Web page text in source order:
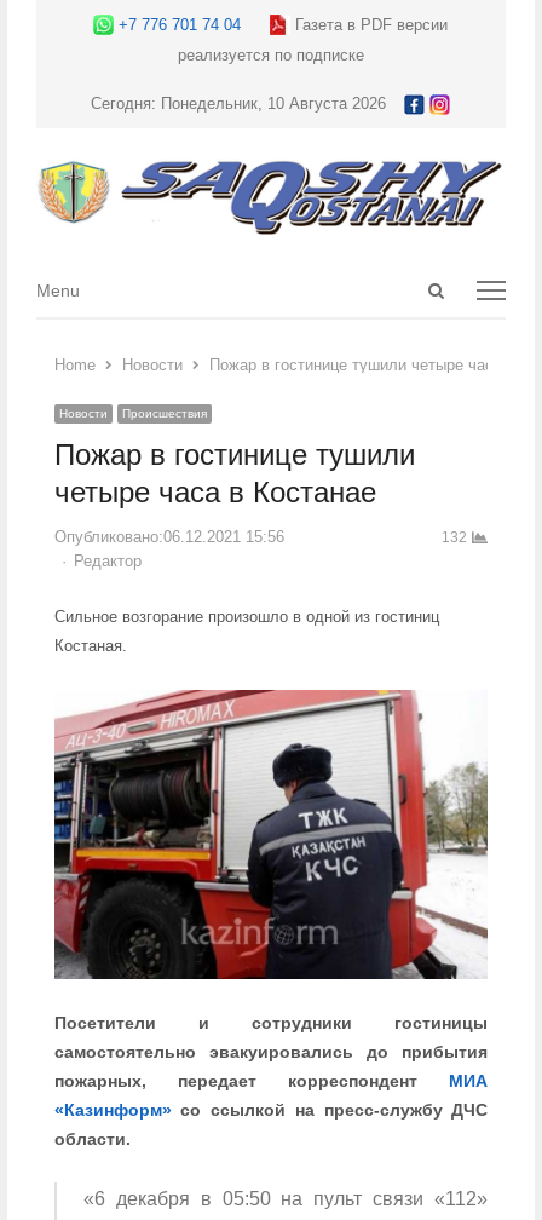
+7 776 701 74 04
Газета в PDF версии
реализуется по подписке
Сегодня: Понедельник, 10 Августа 2026
Open
Menu
Menu
Home Новости Пожар в гостинице тушили четыре часа в
Новости Происшествия
Пожар в гостинице тушили
четыре часа в Костанае
Опубликовано:06.12.2021 15:56
Author
Редактор
132
Сильное возгорание произошло в одной из гостиниц
Костаная.
Посетители и сотрудники гостиницы
самостоятельно эвакуировались до прибытия
пожарных, передает корреспондент МИА
«Казинформ»со ссылкой на пресс-службу ДЧС
области.
«6 декабря в 05:50 на пульт связи «112»